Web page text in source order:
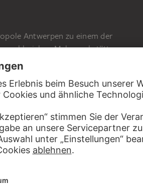
Antwerpen zu einem der
zahlreichen Malerwerkstätten
Ateliers, die unter dem
werden. Ein führendes Mitglied
der von Grooteschen
begleitet von zwei
machte dem Städel zu
dem Museum den Altar vom